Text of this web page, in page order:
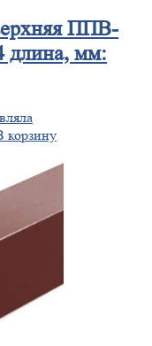
ППВ-
длина, мм:
корзину